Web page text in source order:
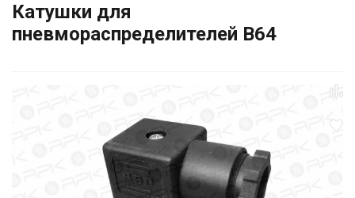
Катушки для
пневмораспределителей В64